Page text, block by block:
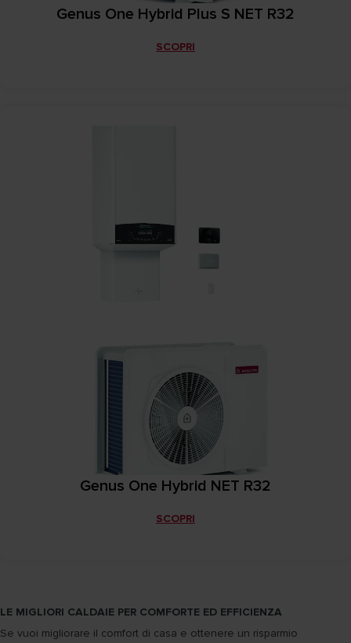
Genus One Hybrid Plus S NET R32
SCOPRI
Genus One Hybrid NET R32
SCOPRI
LE MIGLIORI CALDAIE PER COMFORTE ED EFFICIENZA
Se vuoi migliorare il comfort di casa e ottenere un risparmio